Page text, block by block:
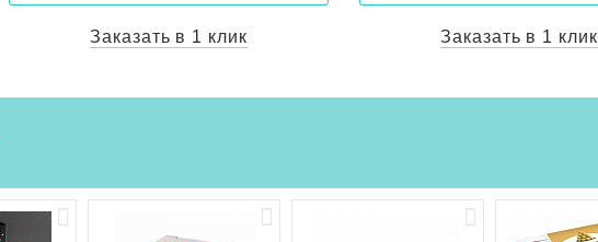
Заказать в 1 клик Заказать в 1 клик